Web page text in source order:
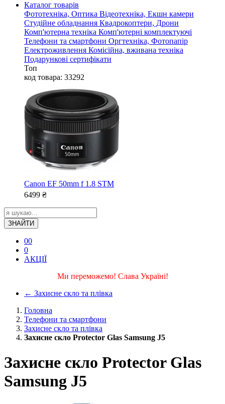
Каталог товарів
Фототехніка, Оптика Відеотехніка, Екшн камери
Студійне обладнання Квадрокоптери, Дрони
Комп'ютерна техніка Комп'ютерні комплектуючі
Телефони та смартфони Оргтехніка, Фотопапір
Електроживлення Комісійна, вживана техніка
Подарункові сертифікати
Топ
код товара: 33292
Canon EF 50mm f 1.8 STM
6499 ₴
ЗНАЙТИ
00
0
АКЦІЇ
Ми переможемо! Слава Україні!
← Захисне скло та плівка
Головна
Телефони та смартфони
Захисне скло та плівка
Захисне скло Protector Glas Samsung J5
Захисне скло Protector Glas
Samsung J5